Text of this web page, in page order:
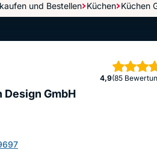
und Bestellen Küchen Küchen
GmbH
4,9
Sterne
(85
Design GmbH